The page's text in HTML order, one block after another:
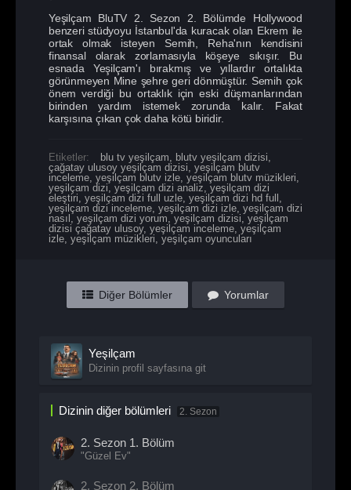
Yeşilçam BluTV 2. Sezon 2. Bölümde Hollywood
benzeri stüdyoyu İstanbul'da kuracak olan Ekrem ile
ortak olmak isteyen Semih, Reha'nın kendisini
finansal olarak zorlamasıyla köşeye sıkışır. Bu
esnada Yeşilçam'ı bırakmış ve yıllardır ortalıkta
görünmeyen Mine şehre geri dönmüştür. Semih çok
önem verdiği bu ortaklık için eski düşmanlarından
birinden yardım istemek zorunda kalır. Fakat
karşısına çıkan çok daha kötü biridir.
Etiketler: blu tv yeşilçam blutv yeşilçam dizisi
çağatay ulusoy yeşilçam dizisi yeşilçam blutv
inceleme yeşilçam blutv izle yeşilçam blutv müzikleri
yeşilçam dizi, yeşilçam dizi analiz ,yeşilçam dizi
eleştiri yeşilçam dizi full uzle yeşilçam dizi hd full
yeşilçam dizi inceleme yeşilçam dizi izle yeşilçam dizi
nasıl, yeşilçam dizi yorum ,yeşilçam dizisi , yeşilçam
dizisi çağatay ulusoy, yeşilçam inceleme yeşilçam
izle yeşilçam müzikleri yeşilçam oyuncuları
Diğer Bölümler Yorumlar
Yeşilçam
Dizinin profil sayfasına git
Dizinin diğer bölümleri 2. Sezon
2. Sezon 1. Bölüm
"Güzel Ev"
2. Sezon 2. Bölüm